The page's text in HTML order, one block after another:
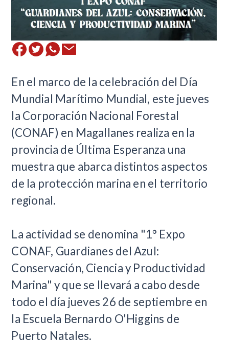
​En el marco de la celebración del Día
Mundial Marítimo Mundial, este jueves
la Corporación Nacional Forestal
(CONAF) en Magallanes realiza en la
provincia de Última Esperanza una
muestra que abarca distintos aspectos
de la protección marina en el territorio
regional.
La actividad se denomina "1° Expo
CONAF, Guardianes del Azul:
Conservación, Ciencia y Productividad
Marina" y que se llevará a cabo desde
todo el día jueves 26 de septiembre en
la Escuela Bernardo O'Higgins de
Puerto Natales.